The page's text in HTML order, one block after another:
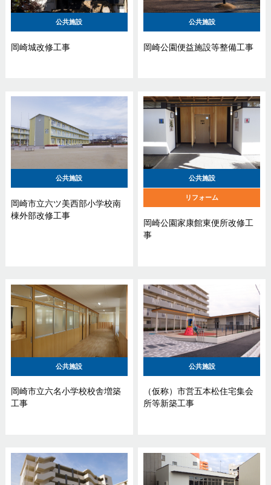
公共施設
岡崎城改修工事
公共施設
岡崎公園便益施設等整備工事
公共施設
岡崎市立六ツ美西部小学校南
棟外部改修工事
公共施設
リフォーム
岡崎公園家康館東便所改修工
事
公共施設
岡崎市立六名小学校校舎増築
工事
公共施設
（仮称）市営五本松住宅集会
所等新築工事